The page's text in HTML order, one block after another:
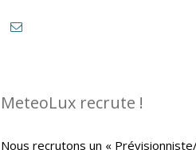
MeteoLux recrute !
Nous recrutons un «